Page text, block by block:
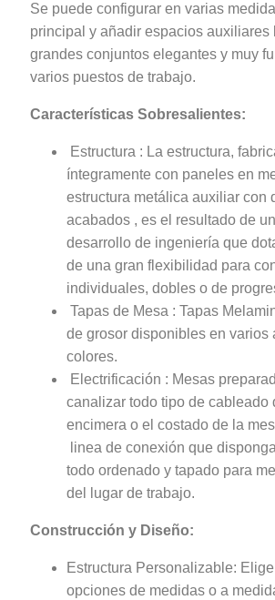
Se puede configurar en varias
principal y añadir espacios auxiliares
grandes conjuntos elegantes y muy
varios puestos de trabajo.
Características Sobresalientes:
Estructura : La estructura,
íntegramente con paneles en
estructura metálica auxiliar con
acabados , es el resultado de
desarrollo de ingeniería que
de una gran flexibilidad para
individuales, dobles o de
Tapas de Mesa : Tapas
de grosor disponibles en varios
colores.
Electrificación : Mesas
canalizar todo tipo de cableado
encimera o el costado de la
linea de conexión que
todo ordenado y tapado para
del lugar de trabajo.
Construcción y Diseño:
Estructura Personalizable:
opciones de medidas o a